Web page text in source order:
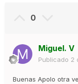
0
Miguel. V
Publicado 2
Buenas Apolo otra